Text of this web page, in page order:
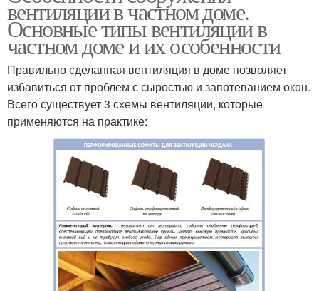
вентиляции в частном доме.
Основные типы вентиляции в
частном доме и их особенности
Правильно сделанная вентиляция в доме позволяет
избавиться от проблем с сыростью и запотеванием окон.
Всего существует 3 схемы вентиляции, которые
применяются на практике: